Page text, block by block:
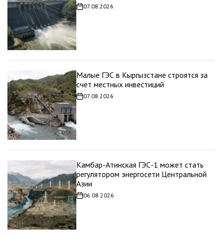
Дата
записи
07.08.2026
Малые ГЭС в Кыргызстане строятся за
счет местных инвестиций
Дата
записи
07.08.2026
Камбар-Атинская ГЭС-1 может стать
регулятором энергосети Центральной
Азии
Дата
записи
06.08.2026